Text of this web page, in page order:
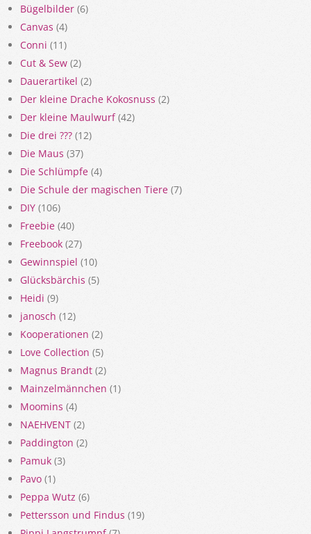
Bügelbilder (6)
Canvas (4)
Conni (11)
Cut & Sew (2)
Dauerartikel (2)
Der kleine Drache Kokosnuss (2)
Der kleine Maulwurf(42)
Die drei ??? (12)
Die Maus (37)
Die Schlümpfe (4)
Die Schule der magischen Tiere (7)
DIY (106)
Freebie (40)
Freebook (27)
Gewinnspiel (10)
Glücksbärchis (5)
Heidi (9)
janosch (12)
Kooperationen (2)
Love Collection (5)
Magnus Brandt (2)
Mainzelmännchen (1)
Moomins (4)
NAEHVENT (2)
Paddington (2)
Pamuk (3)
Pavo (1)
Peppa Wutz (6)
Pettersson und Findus (19)